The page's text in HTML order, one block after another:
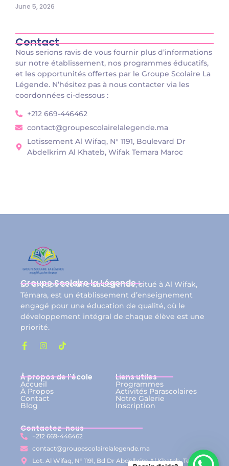
June 5, 2026
Contact
Nous serions ravis de vous fournir plus d’informations
sur notre établissement, nos programmes éducatifs,
et les opportunités offertes par le Groupe Scolaire La
Légende. N’hésitez pas à nous contacter via les
coordonnées ci-dessous :
+212 669-446462
contact@groupescolairelalegende.ma
Lotissement Al Wifaq, N° 1191, Boulevard Dr
Abdelkrim Al Khateb, Wifak Temara Maroc
Groupe Scolaire la Légende :
Le Groupe Scolaire La Légende, situé à Al Wifak,
Témara, est un établissement d’enseignement
engagé pour une éducation de qualité, où le
développement intégral de chaque élève est une
priorité.
À propos de l'école
Accueil
À Propos
Contact
Blog
Liens utiles
Programmes
Activités Parascolaires
Notre Galerie
Inscription
Contactez-nous
+212 669-446462
contact@groupescolairelalegende.ma
Lot. Al Wifaq, N° 1191, Bd Dr Abdelkrim Al Khateb, Temara